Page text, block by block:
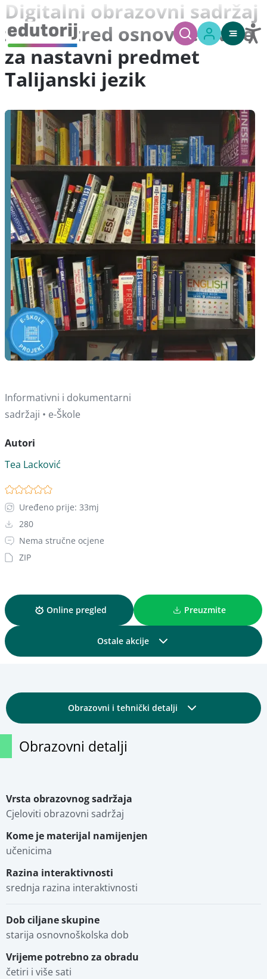
Digitalni obrazovni sadržaj
za 6. razred osnovne škole
za nastavni predmet
Talijanski jezik
Informativni i dokumentarni
sadržaji • e-Škole
Autori
Tea Lacković
Uređeno prije: 33mj
280
Nema stručne ocjene
ZIP
Online pregled Preuzmite
Ostale akcije
Dodajte u kolekciju
Dodajte u favorite
Obrazovni i tehnički detalji
Osnovni detalji
Stručna ocjena
Obrazovni detalji
Vrsta obrazovnog sadržaja
Cjeloviti obrazovni sadržaj
Kome je materijal namijenjen
učenicima
Razina interaktivnosti
srednja razina interaktivnosti
Dob ciljane skupine
starija osnovnoškolska dob
Vrijeme potrebno za obradu
četiri i više sati